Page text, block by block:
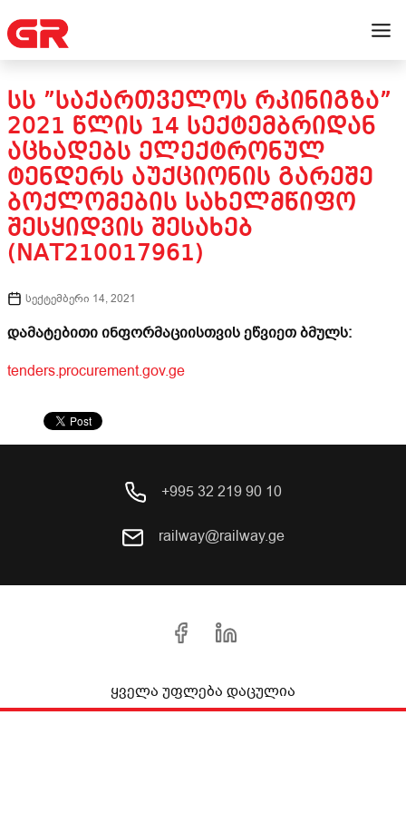
ᲡᲡ ”ᲡᲐᲥᲐᲠᲗᲕᲔᲚᲝᲡ ᲠᲙᲘᲜᲘᲒᲖᲐ”
2021 ᲬᲚᲘᲡ 14 ᲡᲔᲥᲢᲔᲛᲑᲠᲘᲓᲐᲜ
ᲐᲪᲮᲐᲓᲔᲑᲡ ᲔᲚᲔᲥᲢᲠᲝᲜᲣᲚ
ᲢᲔᲜᲓᲔᲠᲡ ᲐᲣᲥᲪᲘᲝᲜᲘᲡ ᲒᲐᲠᲔᲨᲔ
ᲑᲝᲥᲚᲝᲛᲔᲑᲘᲡ ᲡᲐᲮᲔᲚᲛᲬᲘᲤᲝ
ᲨᲔᲡᲧᲘᲓᲕᲘᲡ ᲨᲔᲡᲐᲮᲔᲑ
(NAT210017961)
სექტემბერი 14, 2021
დამატებითი ინფორმაციისთვის ეწვიეთ ბმულს:
tenders.procurement.gov.ge
+995 32 219 90 10
railway@railway.ge
ყველა უფლება დაცულია